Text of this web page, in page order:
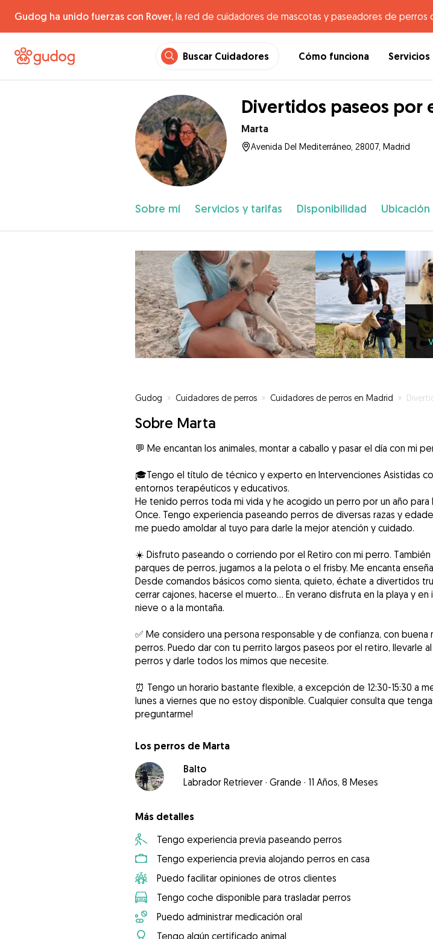
Gudog ha unido fuerzas con Rover, la red de cuidadores de mascotas y paseadores de perros
Buscar Cuidadores Cómo funciona Servicios
Divertidos paseos por
Marta
Avenida Del Mediterráneo, 28007, Madrid
Sobre mí Servicios y tarifas Disponibilidad Ubicación
Gudog » Cuidadores de perros » Cuidadores de perros en Madrid » Divertidos
Sobre Marta
💬 Me encantan los animales, montar a caballo y pasar el día con mi
🎓Tengo el título de técnico y experto en Intervenciones Asistidas
entornos terapéuticos y educativos.
He tenido perros toda mi vida y he acogido un perro por un año para
Once. Tengo experiencia paseando perros de diversas razas y
me puedo amoldar al tuyo para darle la mejor atención y cuidado.
☀️ Disfruto paseando o corriendo por el Retiro con mi perro. También
parques de perros, jugamos a la pelota o el frisby. Me encanta
Desde comandos básicos como sienta, quieto, échate a divertidos
cerrar cajones, hacerse el muerto… En verano disfruta en la playa y en
nieve o a la montaña.
✅ Me considero una persona responsable y de confianza, con buena
perros. Puedo dar con tu perrito largos paseos por el retiro, llevarle
perros y darle todos los mimos que necesite.
⏰ Tengo un horario bastante flexible, a excepción de 12:30-15:30 a
lunes a viernes que no estoy disponible. Cualquier consulta que
preguntarme!
Los perros de Marta
Balto
Labrador Retriever · Grande · 11 Años, 8 Meses
Más detalles
Tengo experiencia previa paseando perros
Tengo experiencia previa alojando perros en casa
Puedo facilitar opiniones de otros clientes
Tengo coche disponible para trasladar perros
Puedo administrar medicación oral
Tengo algún certificado animal